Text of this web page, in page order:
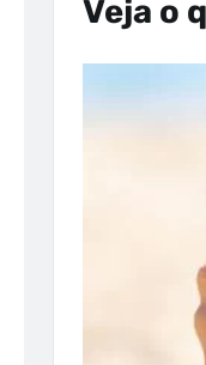
Veja o